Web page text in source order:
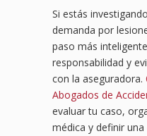
Si estás
demanda por
paso más
responsabilidad y
con la aseguradora.
Abogados de
evaluar tu caso,
médica y definir